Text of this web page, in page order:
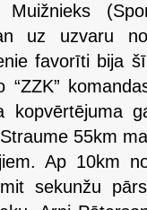
uz uzvaru
favorīti bija
kopvērtējuma
55km
Ap 10km
sekunžu